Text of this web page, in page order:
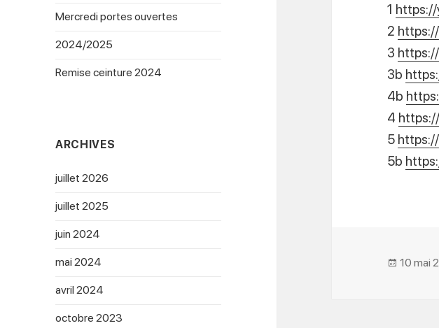
Mercredi portes ouvertes
2024/2025
Remise ceinture 2024
ARCHIVES
juillet 2026
juillet 2025
juin 2024
mai 2024
avril 2024
octobre 2023
1
2
3
3b
4b
4
5
5b
Posted
10 mai